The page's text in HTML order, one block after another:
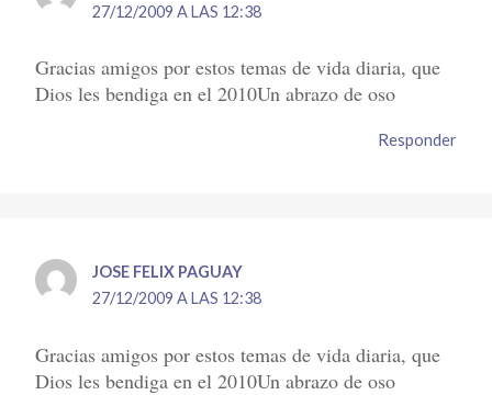
27/12/2009 A LAS 12:38
Gracias amigos por estos temas de vida diaria, que
Dios les bendiga en el 2010Un abrazo de oso
Responder
JOSE FELIX PAGUAY
27/12/2009 A LAS 12:38
Gracias amigos por estos temas de vida diaria, que
Dios les bendiga en el 2010Un abrazo de oso